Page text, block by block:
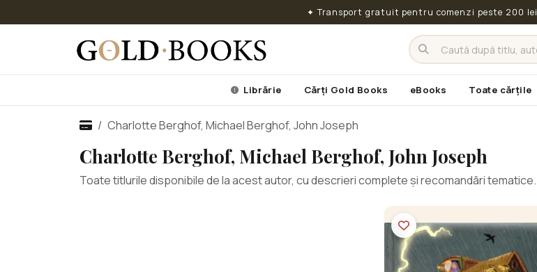
✦ Transport gratuit pentru comenzi peste 200 lei
Librărie Cărți Gold Books eBooks Toate cărțile
Charlotte Berghof, Michael Berghof, John Joseph
Charlotte Berghof, Michael Berghof, John Joseph
Toate titlurile disponibile de la acest autor, cu descrieri complete și recomandări tematice.